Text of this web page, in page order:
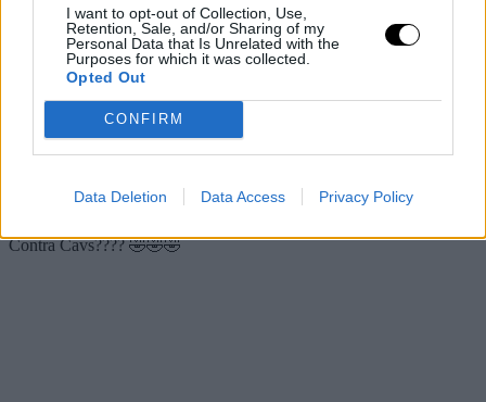
I want to opt-out of Collection, Use,
Retention, Sale, and/or Sharing of my
Personal Data that Is Unrelated with the
Purposes for which it was collected.
Opted Out
CONFIRM
Data Deletion Data Access Privacy Policy
3,5 asistencias y 2,8 robos por partido.
Números que ahora los Magic tendrán que intentar
reemplazar en una noche en la que no hay margen de